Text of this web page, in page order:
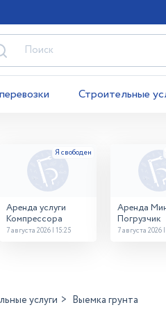
Строительные
Аренда услуги
Компрессора
7 августа 2026 | 15:25
Аренда
Погрузчик
7 августа 2026
услуги Выемка грунта